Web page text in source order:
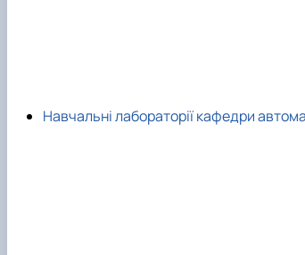
Навчальні лабораторії кафедри